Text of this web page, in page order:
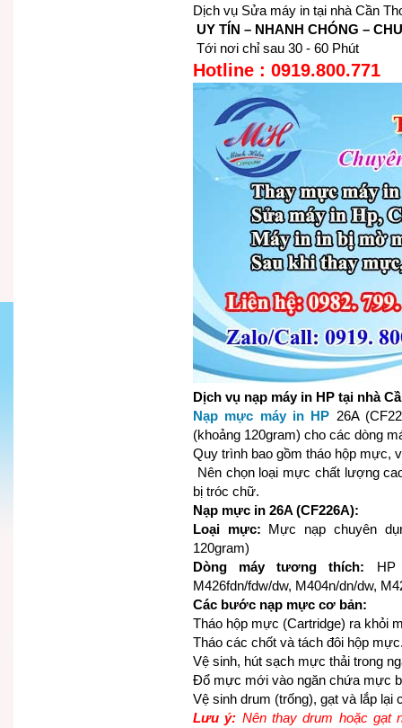
Dịch vụ Sửa máy in tại nhà Cần
UY TÍN – NHANH CHÓNG –
Tới nơi chỉ sau 30 - 60 Phút
Hotline : 0919.800.771
Dịch vụ nạp máy in HP tại nhà
Nạp mực máy in HP 26A
(khoảng 120gram) cho các dòng
Quy trình bao gồm tháo hộp mực,
Nên chọn loại mực chất lượng
bị tróc chữ.
Nạp mực in 26A (CF226A):
Loại mực: Mực nạp chuyên
120gram)
Dòng máy tương thích: HP
M426fdn/fdw/dw, M404n/dn/dw,
Các bước nạp mực cơ bản:
Tháo hộp mực (Cartridge) ra khỏi
Tháo các chốt và tách đôi hộp
Vệ sinh, hút sạch mực thải trong
Đổ mực mới vào ngăn chứa mực
Vệ sinh drum (trống), gạt và lắp lại
Lưu ý: Nên thay drum hoặc gạt